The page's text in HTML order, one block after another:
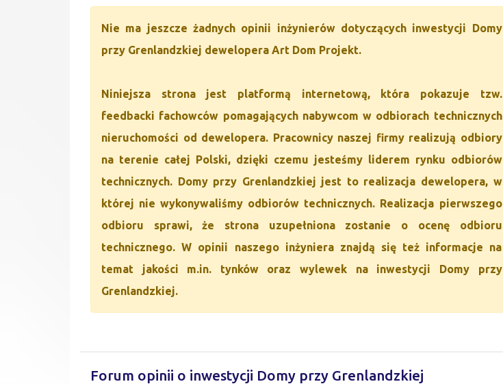
Nie ma jeszcze żadnych opinii inżynierów dotyczących inwestycji Domy
przy Grenlandzkiej dewelopera Art Dom Projekt.
Niniejsza strona jest platformą internetową, która pokazuje tzw.
feedbacki fachowców pomagających nabywcom w odbiorach technicznych
nieruchomości od dewelopera. Pracownicy naszej firmy realizują odbiory
na terenie całej Polski, dzięki czemu jesteśmy liderem rynku odbiorów
technicznych. Domy przy Grenlandzkiej jest to realizacja dewelopera, w
której nie wykonywaliśmy odbiorów technicznych. Realizacja pierwszego
odbioru sprawi, że strona uzupełniona zostanie o ocenę odbioru
technicznego. W opinii naszego inżyniera znajdą się też informacje na
temat jakości m.in. tynków oraz wylewek na inwestycji Domy przy
Grenlandzkiej.
Forum opinii o inwestycji Domy przy Grenlandzkiej